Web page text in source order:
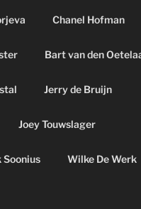
Chanel Hofman
Bart van den
Jerry de Bruijn
Joey Touwslager
Soonius Wilke De Werk